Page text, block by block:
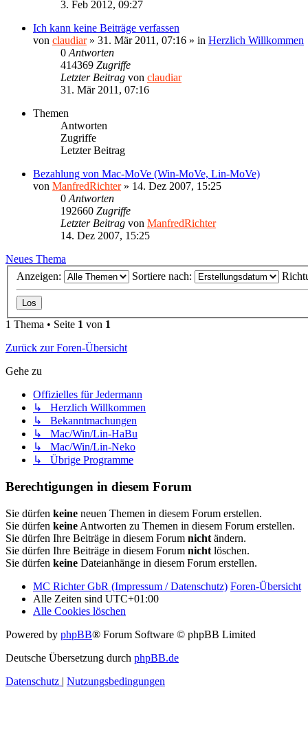
3. Feb 2012, 09:27
Ich kann keine Beiträge verfassen
von claudiar» 31. Mär 2011, 07:16 » in Herzlich Willkommen
0 Antworten
414369 Zugriffe
Letzter Beitrag von claudiar
31. Mär 2011, 07:16
Themen
Antworten
Zugriffe
Letzter Beitrag
Bezahlung von Mac-MoVe (Win-MoVe, Lin-MoVe)
von ManfredRichter» 14. Dez 2007, 15:25
0 Antworten
192660 Zugriffe
Letzter Beitrag von ManfredRichter
14. Dez 2007, 15:25
Neues Thema
Anzeigen:
Sortiere nach:
1 Thema • Seite 1 von 1
Zurück zur Foren-Übersicht
Gehe zu
Offizielles für Jedermann
↳ Herzlich Willkommen
↳ Bekanntmachungen
↳ Mac/Win/Lin-HaBu
↳ Mac/Win/Lin-Neko
↳ Übrige Programme
Berechtigungen in diesem Forum
Sie dürfen keine neuen Themen in diesem Forum erstellen.
Sie dürfen keine Antworten zu Themen in diesem Forum erstellen.
Sie dürfen Ihre Beiträge in diesem Forum nicht ändern.
Sie dürfen Ihre Beiträge in diesem Forum nicht löschen.
Sie dürfen keine Dateianhänge in diesem Forum erstellen.
MC Richter GbR (Impressum / Datenschutz) Foren-Übersicht
Alle Zeiten sind UTC+01:00
Alle Cookies löschen
Powered by phpBB® Forum Software © phpBB Limited
Deutsche Übersetzung durch phpBB.de
Datenschutz | Nutzungsbedingungen